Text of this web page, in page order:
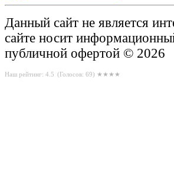
Данный сайт не является
сайте носит
публичной офертой © 2026
Наш рейтинг: 4.5 (Голосов: 69) ★★★★